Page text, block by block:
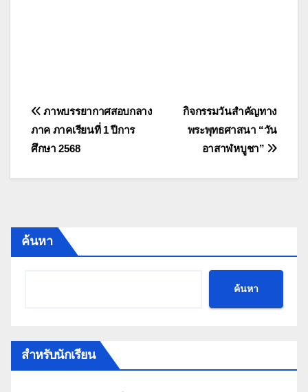
แนะแนว
เรื่อง
กิจกรรมวันสำคัญทาง
พระพุทธศาสนา “วัน
อาสาฬหบูชา”
ภาพบรรยากาศสอบกลาง
ภาค ภาคเรียนที่ 1 ปีการ
ศึกษา 2568
ค้นหา
ค้นหา
สำหรับนักเรียน